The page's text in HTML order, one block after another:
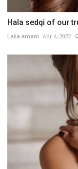
Hala sedqi of our
Laila emam Apr 4, 2022